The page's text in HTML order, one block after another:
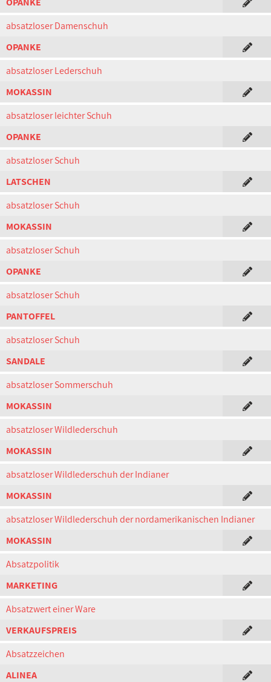
absatzloser Damenschuh
OPANKE
absatzloser Lederschuh
MOKASSIN
absatzloser leichter Schuh
OPANKE
absatzloser Schuh
LATSCHEN
absatzloser Schuh
MOKASSIN
absatzloser Schuh
OPANKE
absatzloser Schuh
PANTOFFEL
absatzloser Schuh
SANDALE
absatzloser Sommerschuh
MOKASSIN
absatzloser Wildlederschuh
MOKASSIN
absatzloser Wildlederschuh der Indianer
MOKASSIN
absatzloser Wildlederschuh der nordamerikanischen Indianer
MOKASSIN
Absatzpolitik
MARKETING
Absatzwert einer Ware
VERKAUFSPREIS
Absatzzeichen
ALINEA